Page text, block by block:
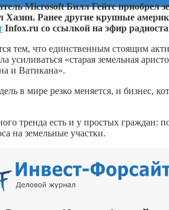
Microsoft Билл Гейтс
Ранее другие крупные
Infox.ru со ссылкой на эфир
тем, что единственным стоящим
«старая земельная
и Ватикана».
в мире резко меняется, и бизнес,
тренда есть и у простых граждан:
на земельные участки.